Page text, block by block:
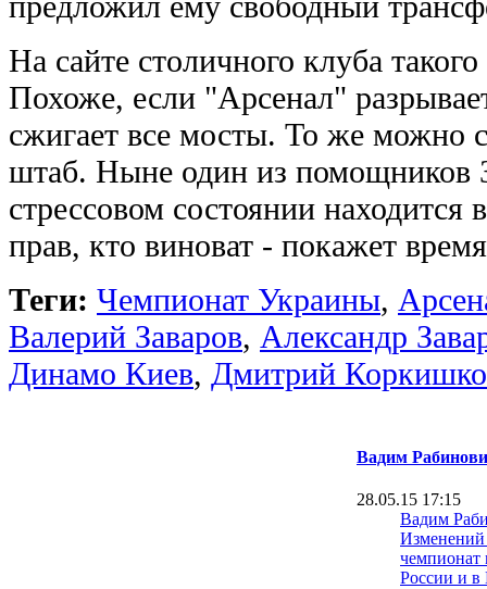
На сайте столичного клуба
Похоже, если "Арсенал"
сжигает все мосты. То же можно
штаб. Ныне один из помощников
стрессовом состоянии
прав, кто виноват - покажет
Теги: Чемпионат Украины,
Валерий Заваров, Александр
Динамо Киев, Дмитрий Коркишко
Вадим
28.05.15 17:15
Вадим
Изменений
чемпионат
России и в